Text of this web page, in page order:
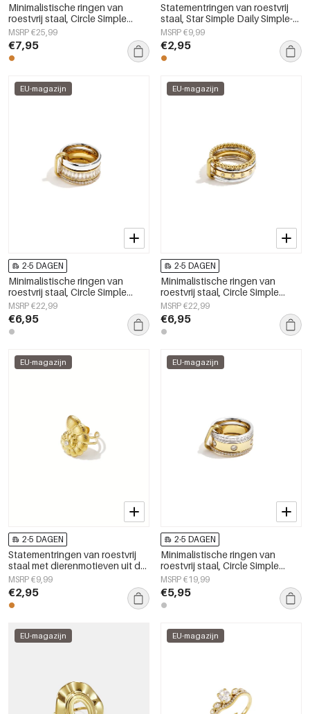
Minimalistische ringen van
roestvrij staal, Circle Simple
Daily Simple-serie,
damessieraden.
MSRP €25,99
€7,95
Statementringen van roestvrij
staal, Star Simple Daily Simple-
serie, damessieraden
MSRP €9,99
€2,95
EU-magazijn
2-5 DAGEN
Minimalistische ringen van
roestvrij staal, Circle Simple
Daily Simple-serie,
damessieraden.
MSRP €22,99
€6,95
EU-magazijn
2-5 DAGEN
Minimalistische ringen van
roestvrij staal, Circle Simple
Daily Simple-serie,
damessieraden.
MSRP €22,99
€6,95
EU-magazijn
2-5 DAGEN
Statementringen van roestvrij
staal met dierenmotieven uit de
Simple Daily serie voor dames.
MSRP €9,99
€2,95
EU-magazijn
2-5 DAGEN
Minimalistische ringen van
roestvrij staal, Circle Simple
Daily Simple-serie,
damessieraden.
MSRP €19,99
€5,95
EU-magazijn EU-magazijn